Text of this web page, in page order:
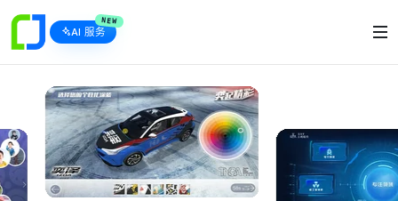
AI 服务
NEW